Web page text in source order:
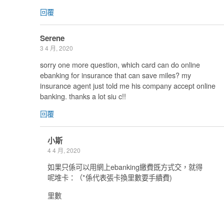
回覆
Serene
3 4 月, 2020
sorry one more question, which card can do online
ebanking for insurance that can save miles? my
insurance agent just told me his company accept online
banking. thanks a lot siu c!!
回覆
小斯
4 4 月, 2020
如果只係可以用網上ebanking繳費既方式交，就得
呢堆卡：（*係代表張卡換里數要手續費)
里數